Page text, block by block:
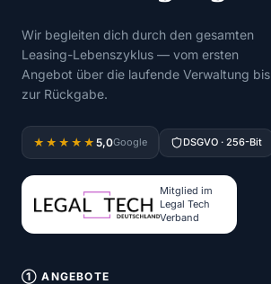
Wir begleiten dich durch den gesamten
Leasing-Lebenszyklus — vom ersten
Angebot über die laufende Verwaltung bis
zur Rückgabe.
★★★★★ 5,0Google DSGVO · 256-Bit
Mitglied im
Legal Tech
Verband
① ANGEBOTE